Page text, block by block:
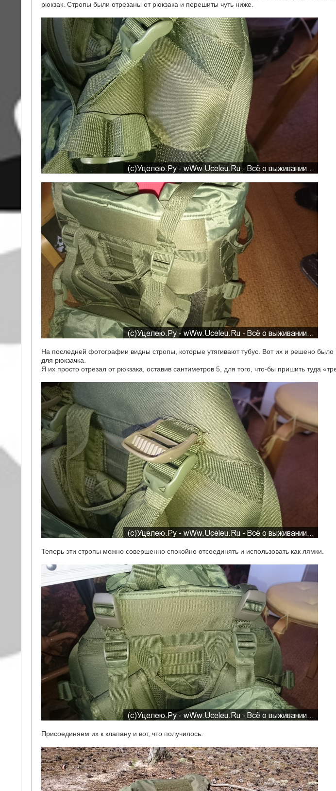
рюкзак. Стропы были отрезаны от рюкзака и перешиты чуть ниже.
На последней фотографии видны стропы, которые утягивают тубус. Вот их и решено было
для рюкзачка.
Я их просто отрезал от рюкзака, оставив сантиметров 5, для того, что-бы пришить туда
Теперь эти стропы можно совершенно спокойно отсоединять и использовать как лямки.
Присоединяем их к клапану и вот, что получилось.